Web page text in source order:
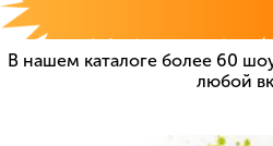
В нашем каталоге более 60
любой